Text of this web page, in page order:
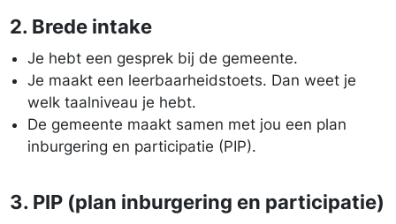
2. Brede intake
Je hebt een gesprek bij de gemeente.
Je maakt een leerbaarheidstoets. Dan weet je
welk taalniveau je hebt.
De gemeente maakt samen met jou een plan
inburgering en participatie (PIP).
3. PIP (plan inburgering en participatie)